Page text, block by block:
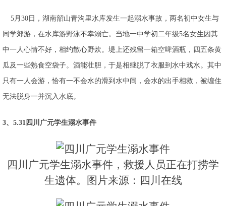
5月30日，湖南韶山青沟里水库发生一起溺水事故，两名初中女生与
同学郊游，在水库游野泳不幸溺亡。当地一中学初二年级5名女生因其
中一人心情不好，相约散心野炊。堤上还残留一箱空啤酒瓶，四五条黄
瓜及一些熟食空袋子。酒能壮胆，于是相继脱了衣服到水中戏水。其中
只有一人会游，恰有一不会水的滑到水中间，会水的出手相救，被缠住
无法脱身一并沉入水底。
3、5.31四川广元学生溺水事件
四川广元学生溺水事件，救援人员正在打捞学
生遗体。图片来源：四川在线